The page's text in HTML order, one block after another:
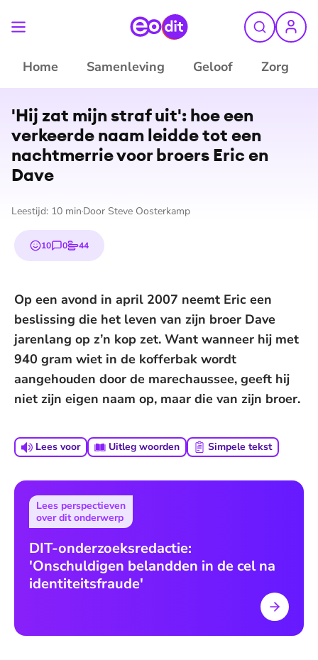
Home Samenleving Geloof Zorg
©
'Hij zat mijn straf uit': hoe een
verkeerde naam leidde tot een
nachtmerrie voor broers Eric en
Dave
Leestijd: 10 min Door Steve Oosterkamp
10
emojis0
reacties
44
stemmen
Op een avond in april 2007 neemt Eric een
beslissing die het leven van zijn broer Dave
jarenlang op z’n kop zet. Want wanneer hij met
940 gram wiet in de kofferbak wordt
aangehouden door de marechaussee, geeft hij
niet zijn eigen naam op, maar die van zijn broer.
Lees voor Uitleg woorden Simpele tekst
Lees perspectieven
over dit onderwerp
DIT-onderzoeksredactie:
'Onschuldigen belandden in de cel na
identiteitsfraude'